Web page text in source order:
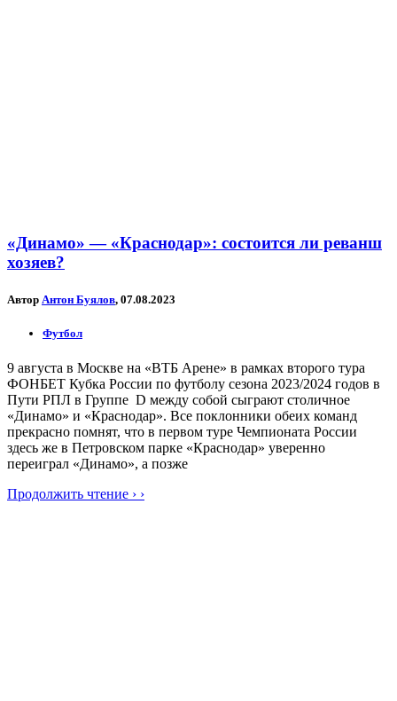
«Динамо» — «Краснодар»: состоится ли реванш
хозяев?
Автор Антон Буялов, 07.08.2023
Футбол
9 августа в Москве на «ВТБ Арене» в рамках второго тура
ФОНБЕТ Кубка России по футболу сезона 2023/2024 годов в
Пути РПЛ в Группе D между собой сыграют столичное
«Динамо» и «Краснодар». Все поклонники обеих команд
прекрасно помнят, что в первом туре Чемпионата России
здесь же в Петровском парке «Краснодар» уверенно
переиграл «Динамо», а позже
Продолжить чтение › ›